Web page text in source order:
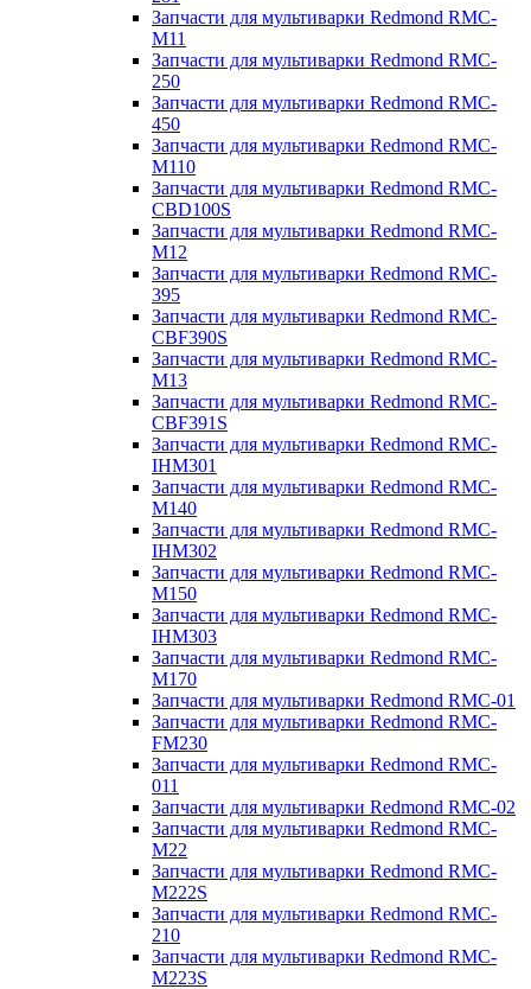
Запчасти для мультиварки Redmond RMC-
M11
Запчасти для мультиварки Redmond RMC-
250
Запчасти для мультиварки Redmond RMC-
450
Запчасти для мультиварки Redmond RMC-
M110
Запчасти для мультиварки Redmond RMC-
CBD100S
Запчасти для мультиварки Redmond RMC-
M12
Запчасти для мультиварки Redmond RMC-
395
Запчасти для мультиварки Redmond RMC-
CBF390S
Запчасти для мультиварки Redmond RMC-
M13
Запчасти для мультиварки Redmond RMC-
CBF391S
Запчасти для мультиварки Redmond RMC-
IHM301
Запчасти для мультиварки Redmond RMC-
M140
Запчасти для мультиварки Redmond RMC-
IHM302
Запчасти для мультиварки Redmond RMC-
M150
Запчасти для мультиварки Redmond RMC-
IHM303
Запчасти для мультиварки Redmond RMC-
M170
Запчасти для мультиварки Redmond RMC-01
Запчасти для мультиварки Redmond RMC-
FM230
Запчасти для мультиварки Redmond RMC-
011
Запчасти для мультиварки Redmond RMC-02
Запчасти для мультиварки Redmond RMC-
M22
Запчасти для мультиварки Redmond RMC-
M222S
Запчасти для мультиварки Redmond RMC-
210
Запчасти для мультиварки Redmond RMC-
M223S